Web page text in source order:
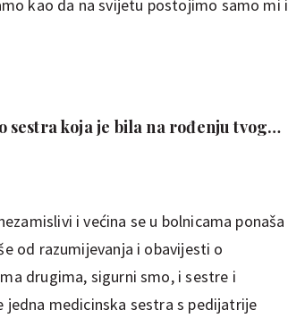
kao da na svijetu postojimo samo mi i
sestra koja je bila na rođenju tvog
i većina se u bolnicama ponaša
od razumijevanja i obavijesti o
drugima, sigurni smo, i sestre i
medicinska sestra s pedijatrije